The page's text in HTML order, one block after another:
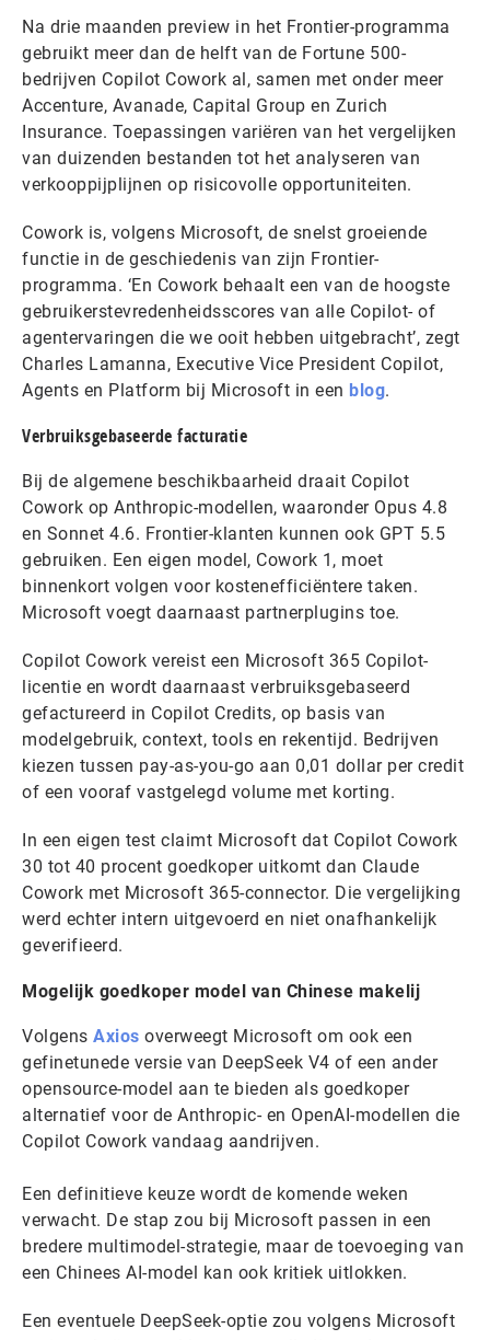
Na drie maanden preview in het Frontier-programma
gebruikt meer dan de helft van de Fortune 500-
bedrijven Copilot Cowork al, samen met onder meer
Accenture, Avanade, Capital Group en Zurich
Insurance. Toepassingen variëren van het vergelijken
van duizenden bestanden tot het analyseren van
verkooppijplijnen op risicovolle opportuniteiten.
Cowork is, volgens Microsoft, de snelst groeiende
functie in de geschiedenis van zijn Frontier-
programma. ‘En Cowork behaalt een van de hoogste
gebruikerstevredenheidsscores van alle Copilot- of
agentervaringen die we ooit hebben uitgebracht’, zegt
Charles Lamanna, Executive Vice President Copilot,
Agents en Platform bij Microsoft in een blog.
Verbruiksgebaseerde facturatie
Bij de algemene beschikbaarheid draait Copilot
Cowork op Anthropic-modellen, waaronder Opus 4.8
en Sonnet 4.6. Frontier-klanten kunnen ook GPT 5.5
gebruiken. Een eigen model, Cowork 1, moet
binnenkort volgen voor kostenefficiëntere taken.
Microsoft voegt daarnaast partnerplugins toe.
Copilot Cowork vereist een Microsoft 365 Copilot-
licentie en wordt daarnaast verbruiksgebaseerd
gefactureerd in Copilot Credits, op basis van
modelgebruik, context, tools en rekentijd. Bedrijven
kiezen tussen pay-as-you-go aan 0,01 dollar per credit
of een vooraf vastgelegd volume met korting.
In een eigen test claimt Microsoft dat Copilot Cowork
30 tot 40 procent goedkoper uitkomt dan Claude
Cowork met Microsoft 365-connector. Die vergelijking
werd echter intern uitgevoerd en niet onafhankelijk
geverifieerd.
Mogelijk goedkoper model van Chinese makelij
Volgens Axios overweegt Microsoft om ook een
gefinetunede versie van DeepSeek V4 of een ander
opensource-model aan te bieden als goedkoper
alternatief voor de Anthropic- en OpenAI-modellen die
Copilot Cowork vandaag aandrijven.
Een definitieve keuze wordt de komende weken
verwacht. De stap zou bij Microsoft passen in een
bredere multimodel-strategie, maar de toevoeging van
een Chinees AI-model kan ook kritiek uitlokken.
Een eventuele DeepSeek-optie zou volgens Microsoft